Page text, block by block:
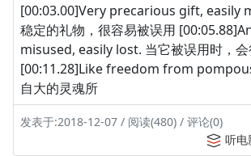
[00:03.00]Very precarious gift, easily
稳定的礼物，很容易被误用
misused, easily lost. 当它被误用时，
[00:11.28]Like freedom from
自大的灵魂所
发表于:2018-12-07 / 阅读(480) / 评论(0)
听电